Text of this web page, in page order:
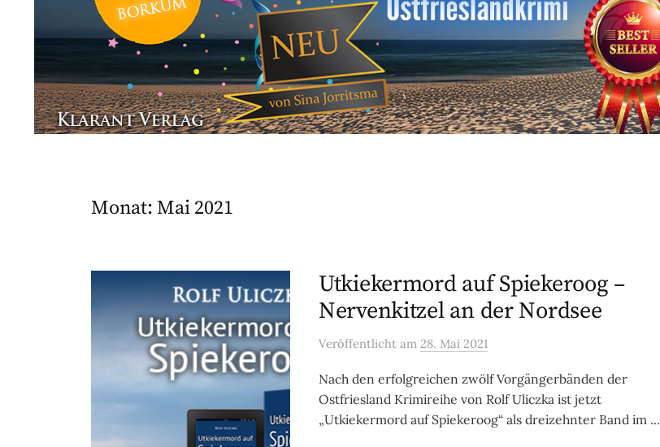
Monat: Mai 2021
Utkiekermord auf Spiekeroog –
Nervenkitzel an der Nordsee
Veröffentlicht am 28. Mai 2021
Nach den erfolgreichen zwölf Vorgängerbänden der
Ostfriesland Krimireihe von Rolf Uliczka ist jetzt
„Utkiekermord auf Spiekeroog“ als dreizehnter Band im ...